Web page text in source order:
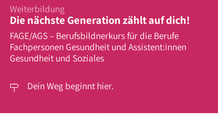
Weiterbildung
Die nächste Generation zählt auf dich!
FAGE/AGS – Berufsbildnerkurs für die Berufe
Fachpersonen Gesundheit und Assistent:innen
Gesundheit und Soziales
 Dein Weg beginnt hier.